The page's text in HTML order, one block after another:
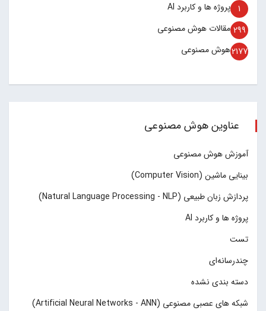
پروژه ها و کاربرد AI 1
مقالات هوش مصنوعی 299
هوش مصنوعی2177
عناوین هوش مصنوعی
آموزش هوش مصنوعی
بینایی ماشین (Computer Vision)
پردازش زبان طبیعی (Natural Language Processing - NLP)
پروژه ها و کاربرد AI
تست
چند‌‌رسانه‌ای
دسته بندی نشده
شبکه های عصبی مصنوعی (Artificial Neural Networks - ANN)